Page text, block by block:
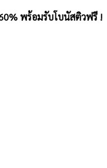
พร้อมรับโบนัสติวฟรี !